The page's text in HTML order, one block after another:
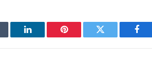
فيسبوك
تويتر بينتيريستلينكدإن